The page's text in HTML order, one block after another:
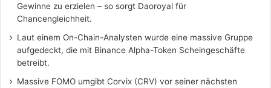
Gewinne zu erzielen – so sorgt Daoroyal für
Chancengleichheit.
Laut einem On-Chain-Analysten wurde eine massive Gruppe
aufgedeckt, die mit Binance Alpha-Token Scheingeschäfte
betreibt.
Massive FOMO umgibt Corvix (CRV) vor seiner nächsten